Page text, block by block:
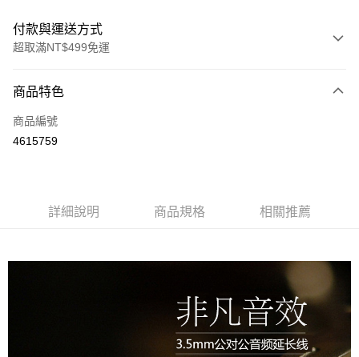
付款與運送方式
超取滿NT$499免運
信用卡一次付款
超商取貨付款
街口支付
商品特色
商品編號
4615759
詳細說明 商品規格 相關推薦